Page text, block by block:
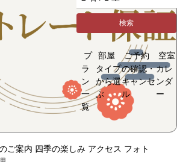
検索
プ
ラ
ン
一
覧
部屋
タイプ
から選
ぶ
ご予約
の確認・
キャンセ
ル
空室
カレ
ンダ
ー
ご案内 四季の楽しみ アクセス フォト